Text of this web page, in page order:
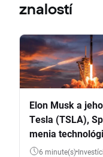
znalostí
Elon Musk a
Tesla (TSLA),
menia
6 minute(s)